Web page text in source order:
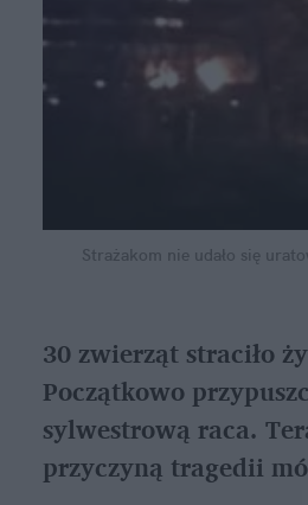
Strażakom nie udało się
30 zwierząt straciło
Początkowo
sylwestrową raca.
przyczyną tragedii